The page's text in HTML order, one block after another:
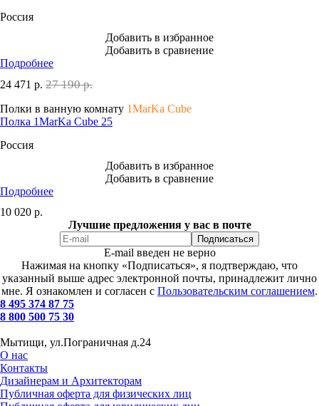
Россия
Добавить в избранное
Добавить в сравнение
Подробнее
24 471 р. 27 190 р.
Полки в ванную комнату 1MarKa Cube
Полка 1MarKa Cube 25
Россия
Добавить в избранное
Добавить в сравнение
Подробнее
10 020 р.
Лучшие предложения у вас в почте
E-mail введен не верно
Нажимая на кнопку «Подписаться», я подтверждаю, что
указанный выше адрес электронной почты, принадлежит лично
мне. Я ознакомлен и согласен с Пользовательским соглашением.
8 495 374 87 75
8 800 500 75 30
Мытищи, ул.Пограничная д.24
О нас
Контакты
Дизайнерам и Архитекторам
Публичная оферта для физических лиц